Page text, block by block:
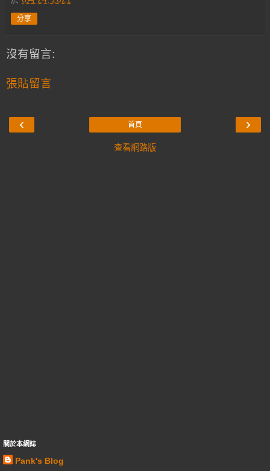
分享
沒有留言:
張貼留言
‹ ›
首頁
查看網路版
關於本網誌
Pank's Blog